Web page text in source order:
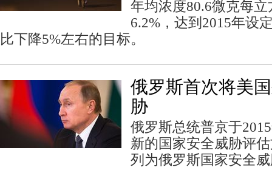
年均浓度80.6微克每
6.2%，达到2015年设
比下降5%左右的目标。
俄罗斯首次将美
胁
俄罗斯总统普京于
新的国家安全威胁评
列为俄罗斯国家安全